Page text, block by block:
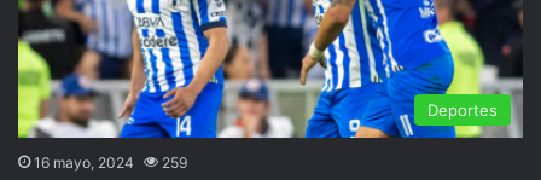
Deportes
16 mayo, 2024 259